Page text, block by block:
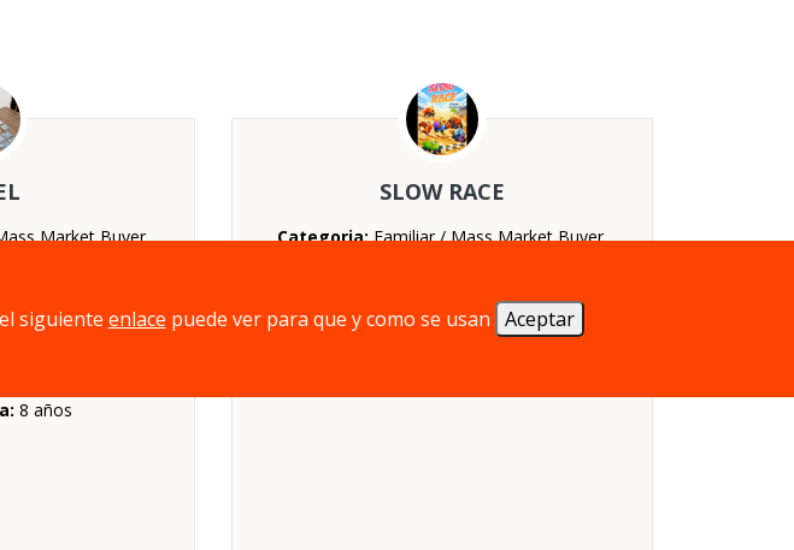
Market Buyer,
30 minutos
8 años
SLOW RACE
Categoria:Familiar / Mass Market Buyer,
Duración:De 15 a 20 minutos
siguiente enlace puede ver para que y como se usan Aceptar